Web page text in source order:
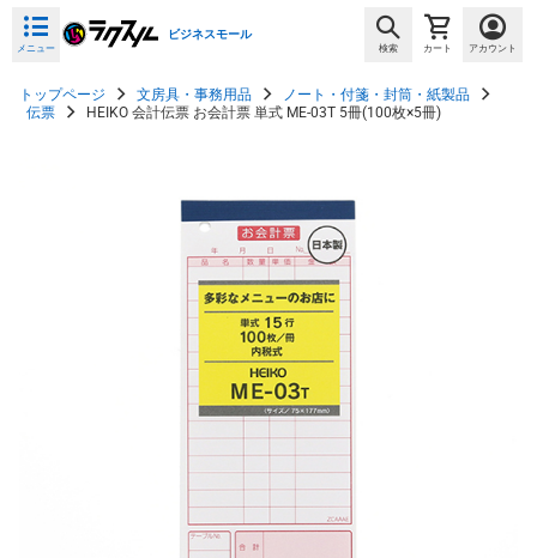
メニュー
ビジネスモール
検索 カート アカウント
トップページ 文房具・事務用品
ノート・付箋・封筒・紙製品
伝票
HEIKO 会計伝票 お会計票 単式 ME-03T 5冊(100枚×5冊)